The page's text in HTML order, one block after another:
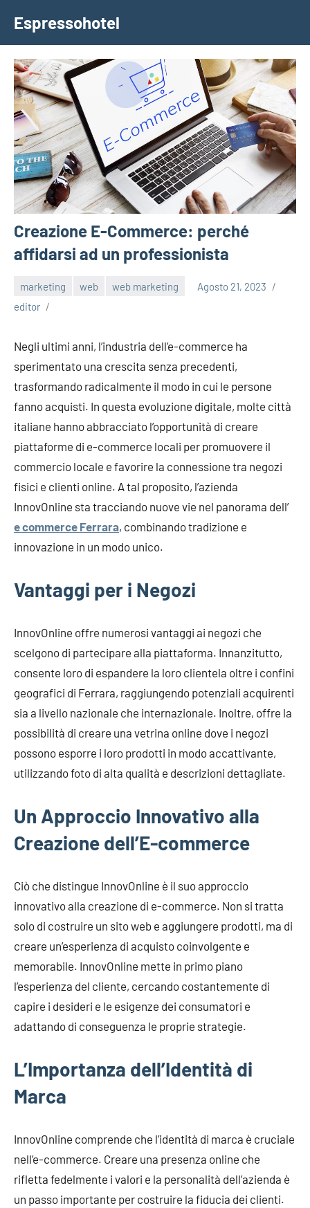
contenuto
Espressohotel
Dove
le
Notizie
Trovano
Casa
Creazione E-Commerce: perché
affidarsi ad un professionista
marketing web web marketing
Agosto 21, 2023
editor
Negli ultimi anni, l’industria dell’e-commerce ha
sperimentato una crescita senza precedenti,
trasformando radicalmente il modo in cui le persone
fanno acquisti. In questa evoluzione digitale, molte città
italiane hanno abbracciato l’opportunità di creare
piattaforme di e-commerce locali per promuovere il
commercio locale e favorire la connessione tra negozi
fisici e clienti online. A tal proposito, l’azienda
InnovOnline sta tracciando nuove vie nel panorama dell’
e commerce Ferrara, combinando tradizione e
innovazione in un modo unico.
Vantaggi per i Negozi
InnovOnline offre numerosi vantaggi ai negozi che
scelgono di partecipare alla piattaforma. Innanzitutto,
consente loro di espandere la loro clientela oltre i confini
geografici di Ferrara, raggiungendo potenziali acquirenti
sia a livello nazionale che internazionale. Inoltre, offre la
possibilità di creare una vetrina online dove i negozi
possono esporre i loro prodotti in modo accattivante,
utilizzando foto di alta qualità e descrizioni dettagliate.
Un Approccio Innovativo alla
Creazione dell’E-commerce
Ciò che distingue InnovOnline è il suo approccio
innovativo alla creazione di e-commerce. Non si tratta
solo di costruire un sito web e aggiungere prodotti, ma di
creare un’esperienza di acquisto coinvolgente e
memorabile. InnovOnline mette in primo piano
l’esperienza del cliente, cercando costantemente di
capire i desideri e le esigenze dei consumatori e
adattando di conseguenza le proprie strategie.
L’Importanza dell’Identità di
Marca
InnovOnline comprende che l’identità di marca è cruciale
nell’e-commerce. Creare una presenza online che
rifletta fedelmente i valori e la personalità dell’azienda è
un passo importante per costruire la fiducia dei clienti.